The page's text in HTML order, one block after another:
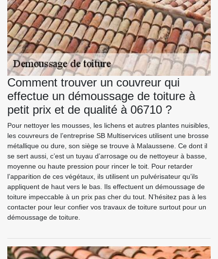
Comment trouver un couvreur qui
effectue un démoussage de toiture à
petit prix et de qualité à 06710 ?
Pour nettoyer les mousses, les lichens et autres plantes nuisibles,
les couvreurs de l’entreprise SB Multiservices utilisent une brosse
métallique ou dure, son siège se trouve à Malaussene. Ce dont il
se sert aussi, c’est un tuyau d’arrosage ou de nettoyeur à basse,
moyenne ou haute pression pour rincer le toit. Pour retarder
l’apparition de ces végétaux, ils utilisent un pulvérisateur qu’ils
appliquent de haut vers le bas. Ils effectuent un démoussage de
toiture impeccable à un prix pas cher du tout. N’hésitez pas à les
contacter pour leur confier vos travaux de toiture surtout pour un
démoussage de toiture.